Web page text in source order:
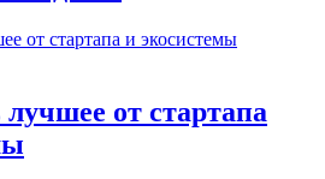
от стартапа